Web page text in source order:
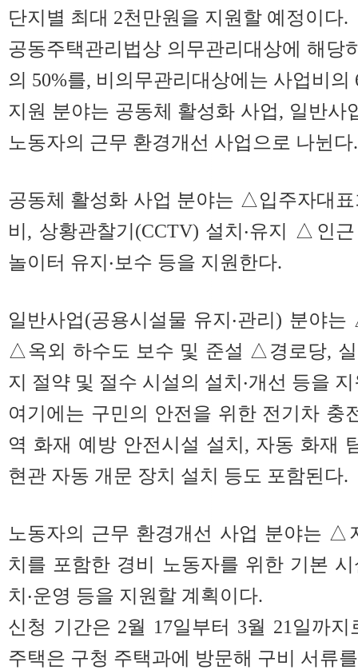
단지별 최대 2천만원을 지원할 예정이다.
공동주택관리법상 의무관리대상에 해당
의 50%를, 비의무관리대상에는 사업비의
지원 분야는 공동체 활성화 사업, 일반사
노동자의 근무 환경개선 사업으로 나뉜다.
공동체 활성화 사업 분야는 △입주자대
비, 상황관찰기(CCTV) 설치‧유지 △인
놀이터 유지‧보수 등을 지원한다.
일반사업(공용시설물 유지‧관리) 분야
△옥외 하수도 보수 및 준설 △경로당,
지 절약 및 절수 시설의 설치‧개선 등을
여기에는 구민의 안전을 위한 전기차 충
역 화재 예방 안전시설 설치, 자동 화재
현관 자동 개문 장치 설치 등도 포함된다.
노동자의 근무 환경개선 사업 분야는 △
치를 포함한 경비 노동자를 위한 기본
치‧운영 등을 지원할 계획이다.
신청 기간은 2월 17일부터 3월 21일까
주택은 구청 주택과에 방문해 구비 서류